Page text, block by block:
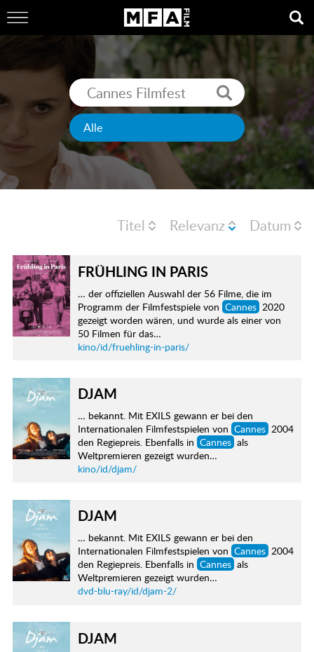
Titel Relevanz Datum
FRÜHLING IN PARIS
… der offiziellen Auswahl der 56 Filme, die im
Programm der Filmfestspiele von Cannes 2020
gezeigt worden wären, und wurde als einer von
50 Filmen für das…
kino/id/fruehling-in-paris/
DJAM
… bekannt. Mit EXILS gewann er bei den
Internationalen Filmfestspielen von Cannes 2004
den Regiepreis. Ebenfalls in Cannes als
Weltpremieren gezeigt wurden…
kino/id/djam/
DJAM
… bekannt. Mit EXILS gewann er bei den
Internationalen Filmfestspielen von Cannes 2004
den Regiepreis. Ebenfalls in Cannes als
Weltpremieren gezeigt wurden…
dvd-blu-ray/id/djam-2/
DJAM